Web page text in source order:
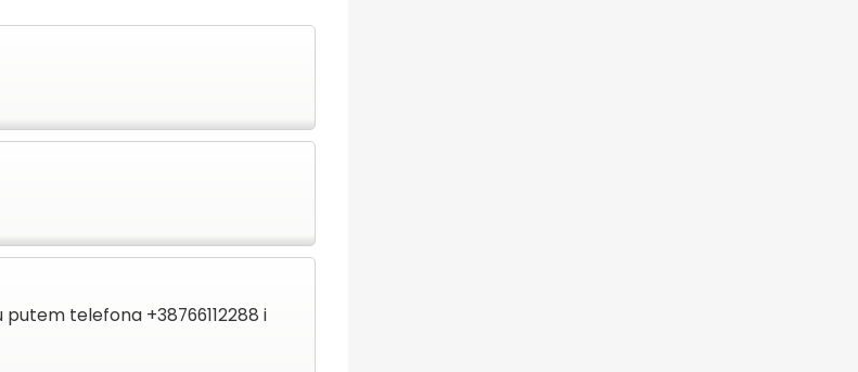
telefona +38766112288 i